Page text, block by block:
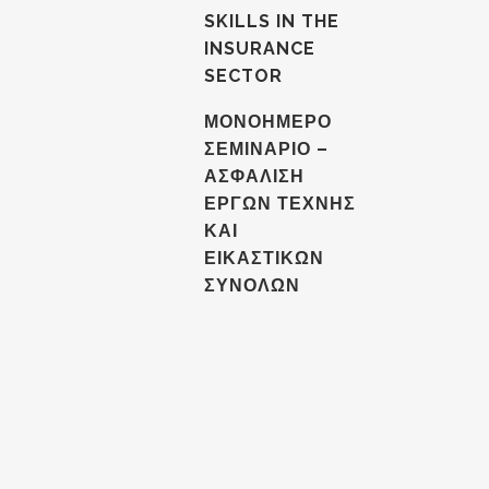
SKILLS IN THE
INSURANCE
SECTOR
ΜΟΝΟΗΜΕΡΟ
ΣΕΜΙΝΑΡΙΟ –
ΑΣΦΑΛΙΣΗ
ΕΡΓΩΝ ΤΕΧΝΗΣ
ΚΑΙ
ΕΙΚΑΣΤΙΚΩΝ
ΣΥΝΟΛΩΝ